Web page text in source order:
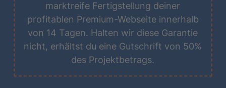
marktreife Fertigstellung deiner
profitablen Premium-Webseite innerhalb
von 14 Tagen. Halten wir diese Garantie
nicht, erhältst du eine Gutschrift von 50%
des Projektbetrags.